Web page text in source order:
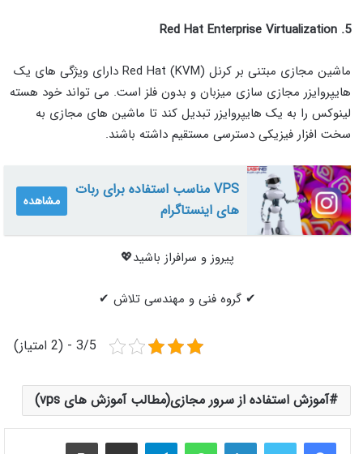
5. Red Hat Enterprise Virtualization
ماشین مجازی مبتنی بر کرنل Red Hat (KVM) دارای ویژگی های یک
هایپروایزر مجازی سازی میزبان و بدون فلز است. می تواند خود هسته
لینوکس را به یک هایپروایزر تبدیل کند تا ماشین های مجازی به
سخت افزار فیزیکی دسترسی مستقیم داشته باشند.
VPS مناسب استفاده برای ربات
های اینستاگرام
مشاهده
پیروز و سرافراز باشید💖
✔ گروه فنی و مهندسی تلاش ✔
3/5 - (2 امتیاز)
آموزش استفاده از سرور مجازی(مطالب آموزش های vps)
لینکدینواتس آپ تلگرام اشتراک گذاری از طریق ایمیل چاپ